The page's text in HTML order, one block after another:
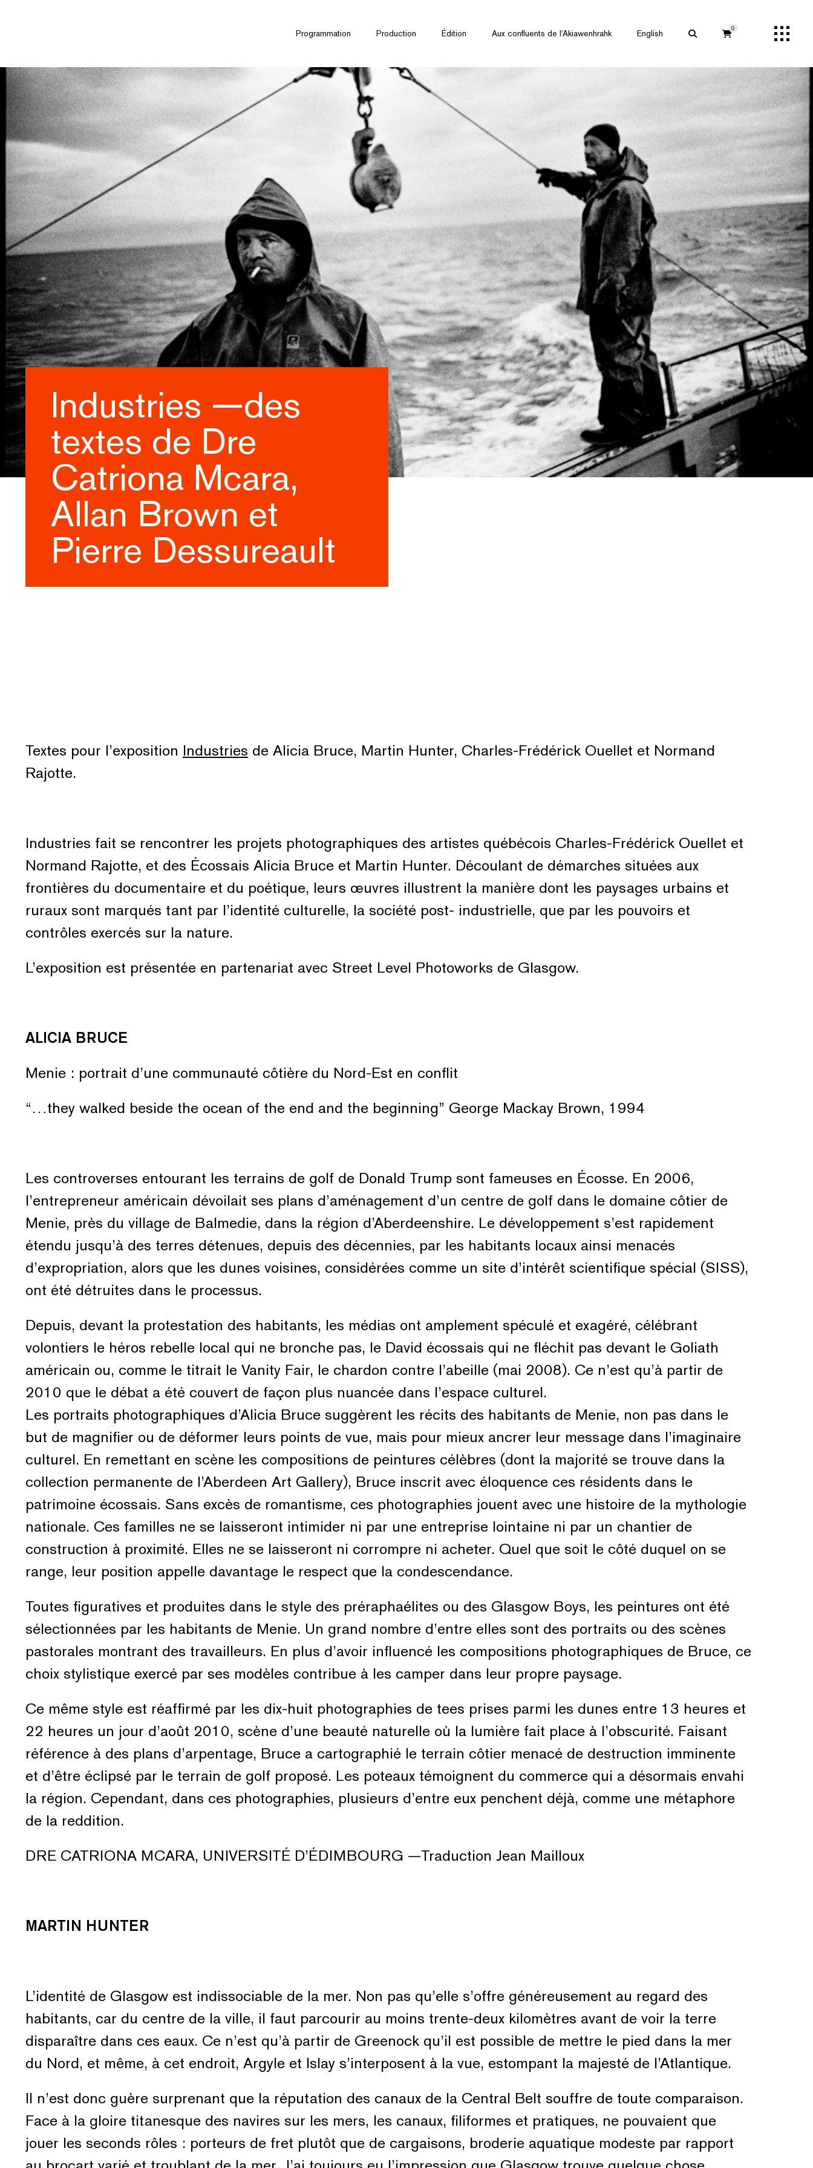
Programmation Production Édition Aux confluents de l’Akiawenhrahk English
0
Industries —des
textes de Dre
Catriona Mcara,
Allan Brown et
Pierre Dessureault
Textes pour l’exposition Industries de Alicia Bruce, Martin Hunter, Charles-Frédérick Ouellet et Normand
Rajotte.
Industries fait se rencontrer les projets photographiques des artistes québécois Charles-Frédérick Ouellet et
Normand Rajotte, et des Écossais Alicia Bruce et Martin Hunter. Découlant de démarches situées aux
frontières du documentaire et du poétique, leurs œuvres illustrent la manière dont les paysages urbains et
ruraux sont marqués tant par l’identité culturelle, la société post- industrielle, que par les pouvoirs et
contrôles exercés sur la nature.
L’exposition est présentée en partenariat avec Street Level Photoworks de Glasgow.
ALICIA BRUCE
Menie : portrait d’une communauté côtière du Nord-Est en conflit
“…they walked beside the ocean of the end and the beginning” George Mackay Brown, 1994
Les controverses entourant les terrains de golf de Donald Trump sont fameuses en Écosse. En 2006,
l’entrepreneur américain dévoilait ses plans d’aménagement d’un centre de golf dans le domaine côtier de
Menie, près du village de Balmedie, dans la région d’Aberdeenshire. Le développement s’est rapidement
étendu jusqu’à des terres détenues, depuis des décennies, par les habitants locaux ainsi menacés
d’expropriation, alors que les dunes voisines, considérées comme un site d’intérêt scientifique spécial (SISS),
ont été détruites dans le processus.
Depuis, devant la protestation des habitants, les médias ont amplement spéculé et exagéré, célébrant
volontiers le héros rebelle local qui ne bronche pas, le David écossais qui ne fléchit pas devant le Goliath
américain ou, comme le titrait le Vanity Fair, le chardon contre l’abeille (mai 2008). Ce n’est qu’à partir de
2010 que le débat a été couvert de façon plus nuancée dans l’espace culturel.
Les portraits photographiques d’Alicia Bruce suggèrent les récits des habitants de Menie, non pas dans le
but de magnifier ou de déformer leurs points de vue, mais pour mieux ancrer leur message dans l’imaginaire
culturel. En remettant en scène les compositions de peintures célèbres (dont la majorité se trouve dans la
collection permanente de l’Aberdeen Art Gallery), Bruce inscrit avec éloquence ces résidents dans le
patrimoine écossais. Sans excès de romantisme, ces photographies jouent avec une histoire de la mythologie
nationale. Ces familles ne se laisseront intimider ni par une entreprise lointaine ni par un chantier de
construction à proximité. Elles ne se laisseront ni corrompre ni acheter. Quel que soit le côté duquel on se
range, leur position appelle davantage le respect que la condescendance.
Toutes figuratives et produites dans le style des préraphaélites ou des Glasgow Boys, les peintures ont été
sélectionnées par les habitants de Menie. Un grand nombre d’entre elles sont des portraits ou des scènes
pastorales montrant des travailleurs. En plus d’avoir influencé les compositions photographiques de Bruce, ce
choix stylistique exercé par ses modèles contribue à les camper dans leur propre paysage.
Ce même style est réaffirmé par les dix-huit photographies de tees prises parmi les dunes entre 13 heures et
22 heures un jour d’août 2010, scène d’une beauté naturelle où la lumière fait place à l’obscurité. Faisant
référence à des plans d’arpentage, Bruce a cartographié le terrain côtier menacé de destruction imminente
et d’être éclipsé par le terrain de golf proposé. Les poteaux témoignent du commerce qui a désormais envahi
la région. Cependant, dans ces photographies, plusieurs d’entre eux penchent déjà, comme une métaphore
de la reddition.
DRE CATRIONA MCARA, UNIVERSITÉ D’ÉDIMBOURG —Traduction Jean Mailloux
MARTIN HUNTER
L’identité de Glasgow est indissociable de la mer. Non pas qu’elle s’offre généreusement au regard des
habitants, car du centre de la ville, il faut parcourir au moins trente-deux kilomètres avant de voir la terre
disparaître dans ces eaux. Ce n’est qu’à partir de Greenock qu’il est possible de mettre le pied dans la mer
du Nord, et même, à cet endroit, Argyle et Islay s’interposent à la vue, estompant la majesté de l’Atlantique.
Il n’est donc guère surprenant que la réputation des canaux de la Central Belt souffre de toute comparaison.
Face à la gloire titanesque des navires sur les mers, les canaux, filiformes et pratiques, ne pouvaient que
jouer les seconds rôles : porteurs de fret plutôt que de cargaisons, broderie aquatique modeste par rapport